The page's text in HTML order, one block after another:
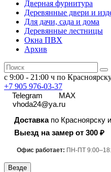
Дверная фурнитура
Деревянные двери и
Для дачи, сада и дома
Деревянные лестницы
Окна ПВХ
Архив
с 9:00 - 21:00 ч по
+7 905 976-03-37
Telegram
MAX
vhoda24@ya.ru
Доставкапо Красноярску
Выезд на замер от 300 ₽
Офис работает: ПН-ПТ
Везде